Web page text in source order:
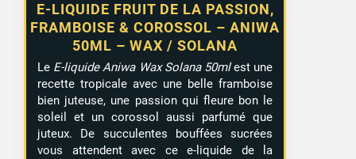
E-LIQUIDE FRUIT DE LA PASSION,
FRAMBOISE & COROSSOL – ANIWA
50ML – WAX / SOLANA
Le E-liquide Aniwa Wax Solana 50mlest une
recette tropicale avec une belle framboise
bien juteuse, une passion qui fleure bon le
soleil et un corossol aussi parfumé que
juteux. De succulentes bouffées sucrées
vous attendent avec ce e-liquide de la